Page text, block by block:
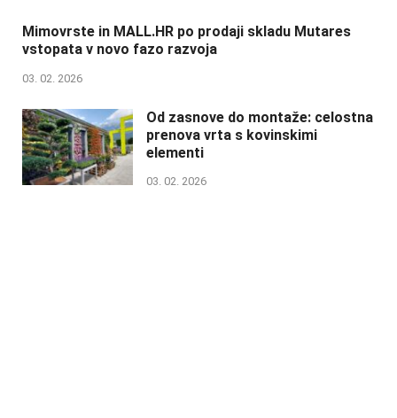
Mimovrste in MALL.HR po prodaji skladu Mutares
vstopata v novo fazo razvoja
03. 02. 2026
Od zasnove do montaže: celostna
prenova vrta s kovinskimi
elementi
03. 02. 2026